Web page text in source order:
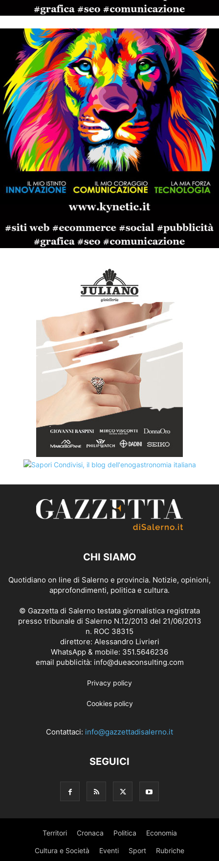
CHI SIAMO
Quotidiano on line di Salerno e provincia. Notizie, opinioni,
approfondimenti, politica e cultura.
© Gazzetta di Salerno testata giornalistica registrata
presso tribunale di Salerno N.12/2013 del 21/06/2013
n. ROC 38315
direttore: Alessandro Livrieri
WhatsApp & mobile: 351.5646236
email pubblicità: info@dueaconsulting.com
Privacy policy
Cookies policy
Contattaci: info@gazzettadisalerno.it
SEGUICI
Territori Cronaca Politica Economia
Cultura e Società Eventi Sport Rubriche